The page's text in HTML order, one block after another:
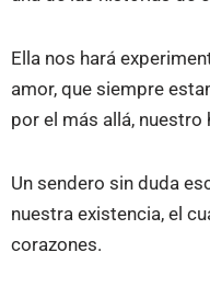
Ella nos hará
amor, que siempre
por el más allá, nuestro
Un sendero sin duda
nuestra existencia, el
corazones.